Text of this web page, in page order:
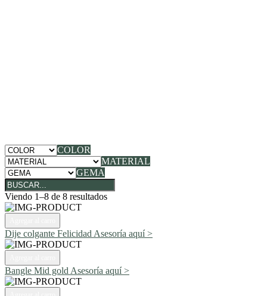
COLOR
MATERIAL
GEMA
Viendo 1–8 de 8 resultados
Dije colgante Felicidad Asesoría aquí >
Bangle Mid gold Asesoría aquí >